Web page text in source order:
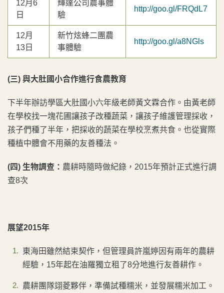
12月6
日
輝達公司農事體
驗
http://goo.gl/FRQdL7
12月
13日
新竹炫蜂二團農
事體驗
http://goo.gl/a8NGls
(三) 與大肚國小合作進行食農教育
下半年辦訪學區大肚國小六年級老師黃文霖合作。由黃老師
在學校找一塊花圃讓孩子改種蔬菜，讓孩子維護管理採收，
孩子們種了半年，把採收的蔬菜在學校烹煮共食。也從實際
種植中體會不用藥的友善種法。
(四) 生物調查： 農耕時隨時做紀錄，2015年預計正式進行調
查8次
展望2015年
東海田雖然結束契作，但管理員許嵐婷因有兩年的農耕
經驗，15年起在油羅獨立租了8分地進行友善耕作。
農耕團隊翊菱夥伴，準備試種糯米，並發展糯米加工。